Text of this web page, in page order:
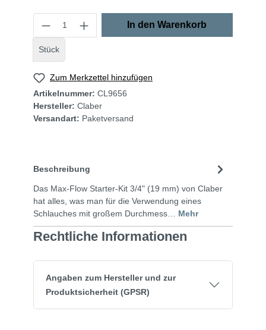
Stück
In den Warenkorb
Zum Merkzettel hinzufügen
Artikelnummer: CL9656
Hersteller: Claber
Versandart: Paketversand
Beschreibung
Das Max-Flow Starter-Kit 3/4" (19 mm) von Claber
hat alles, was man für die Verwendung eines
Schlauches mit großem Durchmess… Mehr
Rechtliche Informationen
Angaben zum Hersteller und zur
Produktsicherheit (GPSR)